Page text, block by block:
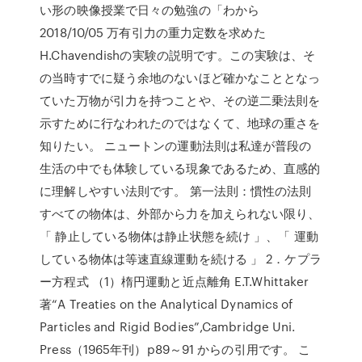
い形の映像授業で日々の勉強の「わから
2018/10/05 万有引力の重力定数を求めた
H.Chavendishの実験の説明です。この実験は、そ
の当時すでに疑う余地のないほど確かなこととなっ
ていた万物が引力を持つことや、その逆二乗法則を
示すために行なわれたのではなくて、地球の重さを
知りたい。 ニュートンの運動法則は私達が普段の
生活の中でも体験している現象であるため、直感的
に理解しやすい法則です。 第一法則：慣性の法則
すべての物体は、外部から力を加えられない限り、
「 静止している物体は静止状態を続け 」、「 運動
している物体は等速直線運動を続ける 」 2．ケプラ
ー方程式 （1）楕円運動と近点離角 E.T.Whittaker
著“A Treaties on the Analytical Dynamics of
Particles and Rigid Bodies”,Cambridge Uni.
Press（1965年刊）p89～91 からの引用です。 こ